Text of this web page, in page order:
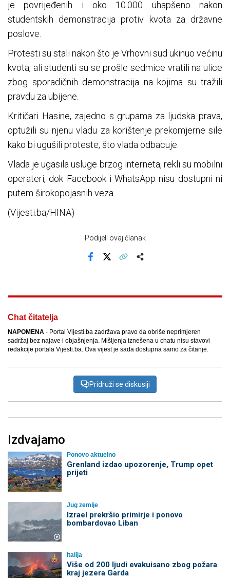
je povrijeđenih i oko 10.000 uhapšeno nakon
studentskih demonstracija protiv kvota za državne
poslove.
Protesti su stali nakon što je Vrhovni sud ukinuo većinu
kvota, ali studenti su se prošle sedmice vratili na ulice
zbog sporadičnih demonstracija na kojima su tražili
pravdu za ubijene.
Kritičari Hasine, zajedno s grupama za ljudska prava,
optužili su njenu vladu za korištenje prekomjerne sile
kako bi ugušili proteste, što vlada odbacuje.
Vlada je ugasila usluge brzog interneta, rekli su mobilni
operateri, dok Facebook i WhatsApp nisu dostupni ni
putem širokopojasnih veza.
(Vijesti.ba/HINA)
Podijeli ovaj članak
Chat čitatelja
NAPOMENA - Portal Vijesti.ba zadržava pravo da obriše neprimjeren
sadržaj bez najave i objašnjenja. Mišljenja iznešena u chatu nisu stavovi
redakcije portala Vijesti.ba. Ova vijest je sada dostupna samo za čitanje.
Pridruži se diskusiji
Izdvajamo
Ponovo aktuelno
Grenland izdao upozorenje, Trump opet
prijeti
Jug zemlje
Izrael prekršio primirje i ponovo
bombardovao Liban
Italija
Više od 200 ljudi evakuisano zbog požara
kraj jezera Garda